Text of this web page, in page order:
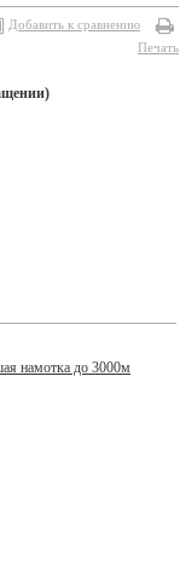
Добавить к сравнению
Печать
намотка до 3000м